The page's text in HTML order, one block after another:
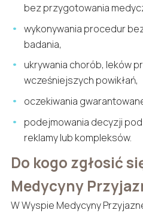
bez przygotowania
wykonywania procedur
badania,
ukrywania chorób, leków
wcześniejszych powikłań,
oczekiwania
podejmowania decyzji
reklamy lub kompleksów.
Do kogo zgłosić
Medycyny
W Wyspie Medycyny